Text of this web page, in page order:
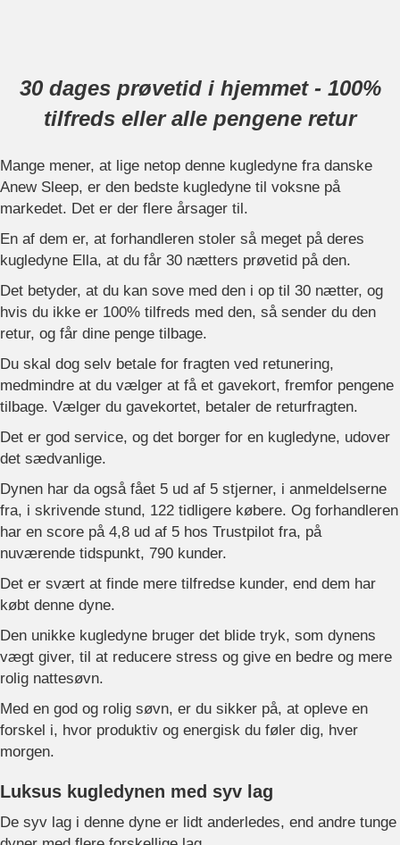
30 dages prøvetid i hjemmet - 100%
tilfreds eller alle pengene retur
Mange mener, at lige netop denne kugledyne fra danske
Anew Sleep, er den bedste kugledyne til voksne på
markedet. Det er der flere årsager til.
En af dem er, at forhandleren stoler så meget på deres
kugledyne Ella, at du får 30 nætters prøvetid på den.
Det betyder, at du kan sove med den i op til 30 nætter, og
hvis du ikke er 100% tilfreds med den, så sender du den
retur, og får dine penge tilbage.
Du skal dog selv betale for fragten ved retunering,
medmindre at du vælger at få et gavekort, fremfor pengene
tilbage. Vælger du gavekortet, betaler de returfragten.
Det er god service, og det borger for en kugledyne, udover
det sædvanlige.
Dynen har da også fået 5 ud af 5 stjerner, i anmeldelserne
fra, i skrivende stund, 122 tidligere købere. Og forhandleren
har en score på 4,8 ud af 5 hos Trustpilot fra, på
nuværende tidspunkt, 790 kunder.
Det er svært at finde mere tilfredse kunder, end dem har
købt denne dyne.
Den unikke kugledyne bruger det blide tryk, som dynens
vægt giver, til at reducere stress og give en bedre og mere
rolig nattesøvn.
Med en god og rolig søvn, er du sikker på, at opleve en
forskel i, hvor produktiv og energisk du føler dig, hver
morgen.
Luksus kugledynen med syv lag
De syv lag i denne dyne er lidt anderledes, end andre tunge